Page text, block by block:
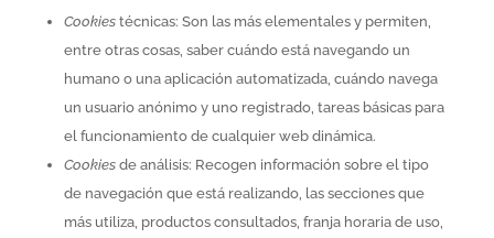
Cookiestécnicas: Son las más elementales y permiten,
entre otras cosas, saber cuándo está navegando un
humano o una aplicación automatizada, cuándo navega
un usuario anónimo y uno registrado, tareas básicas para
el funcionamiento de cualquier web dinámica.
Cookiesde análisis: Recogen información sobre el tipo
de navegación que está realizando, las secciones que
más utiliza, productos consultados, franja horaria de uso,